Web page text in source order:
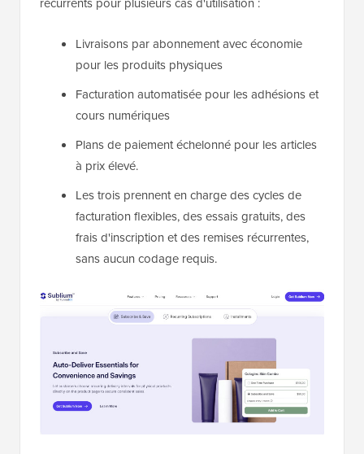
Livraisons par abonnement avec économie
pour les produits physiques
Facturation automatisée pour les adhésions et
cours numériques
Plans de paiement échelonné pour les articles
à prix élevé.
Les trois prennent en charge des cycles de
facturation flexibles, des essais gratuits, des
frais d'inscription et des remises récurrentes,
sans aucun codage requis.